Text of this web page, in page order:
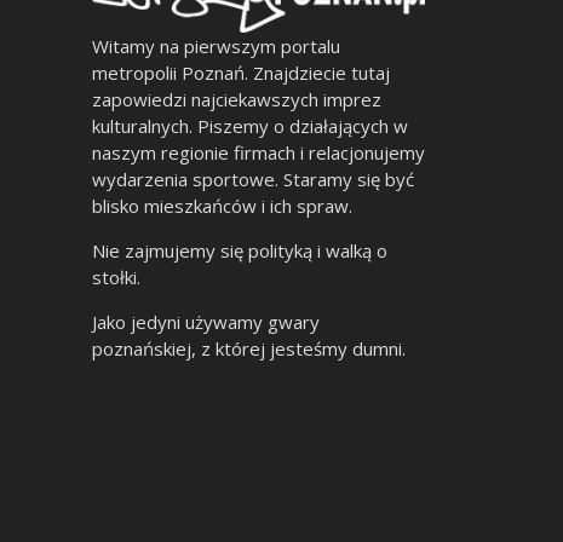
Witamy na pierwszym portalu
metropolii Poznań. Znajdziecie tutaj
zapowiedzi najciekawszych imprez
kulturalnych. Piszemy o działających w
naszym regionie firmach i relacjonujemy
wydarzenia sportowe. Staramy się być
blisko mieszkańców i ich spraw.
Nie zajmujemy się polityką i walką o
stołki.
Jako jedyni używamy gwary
poznańskiej, z której jesteśmy dumni.